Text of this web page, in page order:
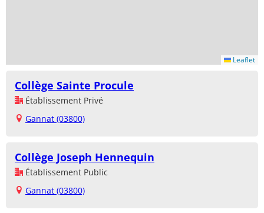
Leaflet
Collège Sainte Procule
Établissement Privé
Gannat (03800)
Collège Joseph Hennequin
Établissement Public
Gannat (03800)